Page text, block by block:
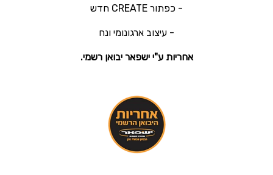
- כפתור CREATE חדש
- עיצוב ארגונומי ונח
אחריות ע"י ישפאר יבואן רשמי.